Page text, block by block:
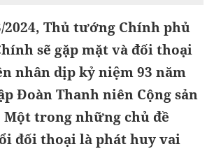
2024, Thủ tướng Chính phủ
sẽ gặp mặt và đối thoại
nhân dịp kỷ niệm 93 năm
Đoàn Thanh niên Cộng sản
trong những chủ đề
đối thoại là phát huy vai